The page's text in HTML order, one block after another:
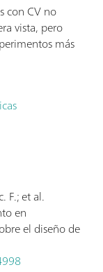
con CV no
vista, pero
más
F.; et al.
en
el diseño de